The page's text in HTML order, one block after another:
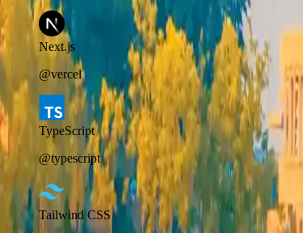
Next.js
@vercel
TypeScript
@typescript
Tailwind CSS